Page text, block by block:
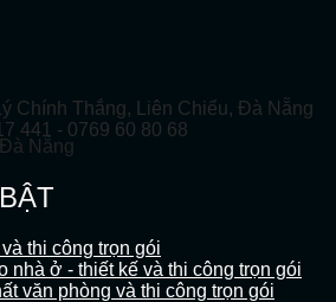
Chính Thắng, Liên Chiểu, Đà Nẵng
441 - 0769 60 80 68
thi công trọn gói
nhà ở - thiết kế và thi công trọn gói
văn phòng và thi công trọn gói